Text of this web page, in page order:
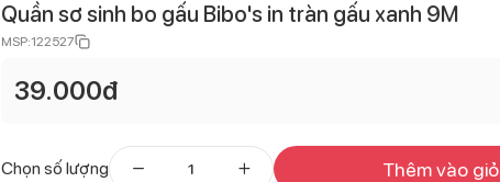
Quần sơ sinh bo gấu Bibo's in tràn gấu xanh 9M
MSP:122527
39.000đ
Chọn số lượng Thêm vào giỏ